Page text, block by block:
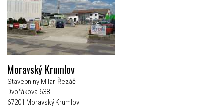
Moravský Krumlov
Stavebniny Milan Řezáč
Dvořákova 638
67201 Moravský Krumlov